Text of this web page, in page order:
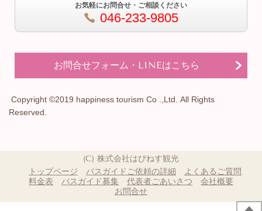
お気軽にお問合せ・ご相談ください
046-233-9805
お問合せフォーム・LINEはこちら
Copyright ©️2019 happiness tourism Co .,Ltd. All Rights
Reserved.
(C) 株式会社はぴねす観光
トップページ
バスガイドご依頼の詳細
よくあるご質問
料金表
バスガイド募集 代表者ごあいさつ
会社概要
お問合せ